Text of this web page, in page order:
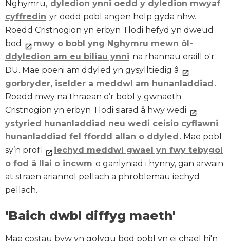
Nghymru, dyledion ynni oedd y dyledion mwyaf
cyffredin yr oedd pobl angen help gyda nhw.
Roedd Cristnogion yn erbyn Tlodi hefyd yn dweud
bod
mwy o bobl yng Nghymru mewn ôl-
ddyledion am eu biliau ynni na rhannau eraill o'r
DU. Mae poeni am ddyled yn gysylltiedig â
gorbryder, iselder a meddwl am hunanladdiad .
Roedd mwy na thraean o’r bobl y gwnaeth
Cristnogion yn erbyn Tlodi siarad â hwy wedi
ystyried hunanladdiad neu wedi ceisio cyflawni
hunanladdiad fel ffordd allan o ddyled . Mae pobl
sy’n profi
iechyd meddwl gwael yn fwy tebygol
o fod â llai o incwm o ganlyniad i hynny, gan arwain
at straen ariannol pellach a phroblemau iechyd
pellach.
'Baich dwbl diffyg maeth'
Mae costau byw yn golygu bod pobl yn ei chael hi'n